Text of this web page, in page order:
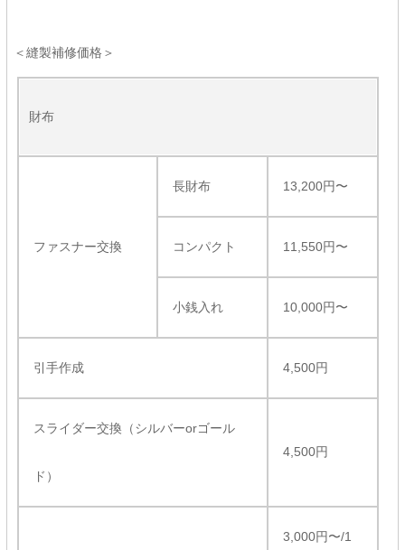
＜縫製補修価格＞
財布
ファスナー交換
長財布 13,200円〜
コンパクト 11,550円〜
小銭入れ 10,000円〜
引手作成 4,500円
スライダー交換（シルバーorゴール
ド）
4,500円
3,000円〜/1